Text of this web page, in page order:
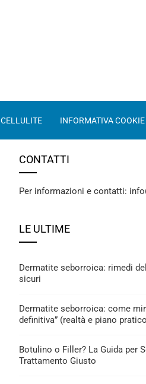
CELLULITE INFORMATIVA COOKIE
CONTATTI
Per informazioni e contatti:
LE ULTIME
Dermatite seborroica: rimedi
sicuri
Dermatite seborroica: come
definitiva” (realtà e piano
Botulino o Filler? La Guida per
Trattamento Giusto